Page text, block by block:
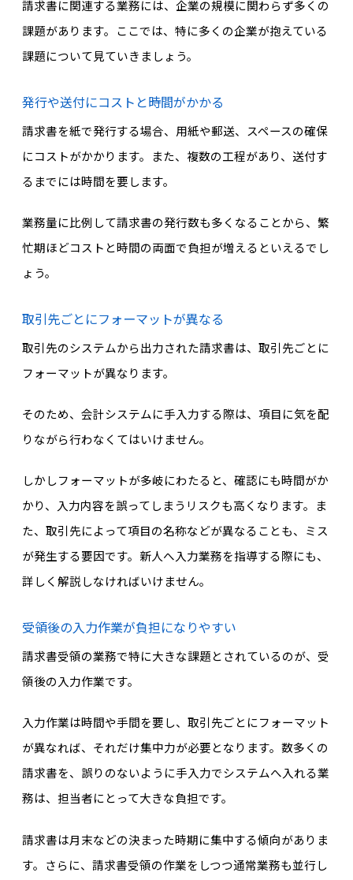
請求書に関連する業務には、企業の規模に関わらず多くの
課題があります。ここでは、特に多くの企業が抱えている
課題について見ていきましょう。
発行や送付にコストと時間がかかる
請求書を紙で発行する場合、用紙や郵送、スペースの確保
にコストがかかります。また、複数の工程があり、送付す
るまでには時間を要します。
業務量に比例して請求書の発行数も多くなることから、繁
忙期ほどコストと時間の両面で負担が増えるといえるでし
ょう。
取引先ごとにフォーマットが異なる
取引先のシステムから出力された請求書は、取引先ごとに
フォーマットが異なります。
そのため、会計システムに手入力する際は、項目に気を配
りながら行わなくてはいけません。
しかしフォーマットが多岐にわたると、確認にも時間がか
かり、入力内容を誤ってしまうリスクも高くなります。ま
た、取引先によって項目の名称などが異なることも、ミス
が発生する要因です。新人へ入力業務を指導する際にも、
詳しく解説しなければいけません。
受領後の入力作業が負担になりやすい
請求書受領の業務で特に大きな課題とされているのが、受
領後の入力作業です。
入力作業は時間や手間を要し、取引先ごとにフォーマット
が異なれば、それだけ集中力が必要となります。数多くの
請求書を、誤りのないように手入力でシステムへ入れる業
務は、担当者にとって大きな負担です。
請求書は月末などの決まった時期に集中する傾向がありま
す。さらに、請求書受領の作業をしつつ通常業務も並行し